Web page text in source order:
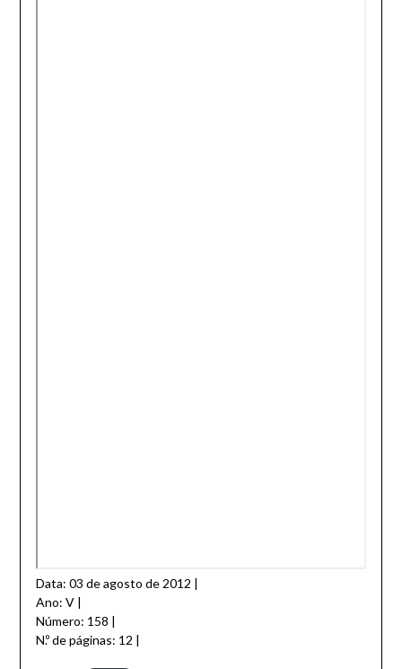
Data: 03 de agosto de 2012 |
Ano: V |
Número: 158 |
N.º de páginas: 12 |